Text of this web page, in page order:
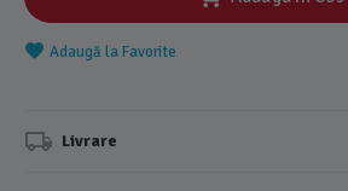
Adaugă la Favorite
Livrare